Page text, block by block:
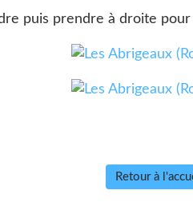
puis prendre à droite
Retour à